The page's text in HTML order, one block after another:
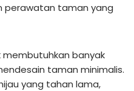
perawatan taman yang
banyak
taman minimalis.
yang tahan lama,